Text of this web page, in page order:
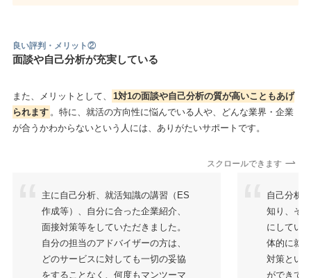
良い評判・メリット②
面談や自己分析が充実している
また、メリットとして、
1対1の面談や自己分析の質が高いこともあげ
られます 。特に、就活の方向性に悩んでいる人や、どんな業界・企業
が合うかわからないという人には、ありがたいサポートです。
スクロールできます
主に自己分析、就活知識の講習（ES
作成等）、自分に合った企業紹介、
面接対策等をしていただきました。
自分の担当のアドバイザーの方は、
どのサービスに対しても一切の妥協
をすることなく、何度もマンツーマ
自己分析
知り、そ
にしてい
体的に就
対策とい
ができて